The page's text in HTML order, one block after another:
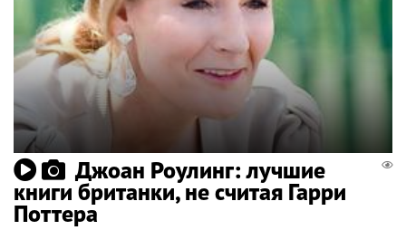
Джоан Роулинг: лучшие
книги британки, не считая Гарри
Поттера